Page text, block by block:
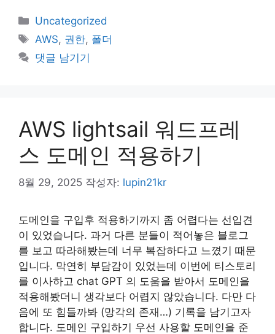
카
테
리
Uncategorized
태
그
AWS, 권한, 폴더
댓글 남기기
AWS lightsail 워드프레
스 도메인 적용하기
8월 29, 2025 작성자: lupin21kr
도메인을 구입후 적용하기까지 좀 어렵다는 선입견
이 있었습니다. 과거 다른 분들이 적어놓은 블로그
를 보고 따라해봤는데 너무 복잡하다고 느꼈기 때문
입니다. 막연히 부담감이 있었는데 이번에 티스토리
를 이사하고 chat GPT 의 도움을 받아서 도메인을
적용해봤더니 생각보다 어렵지 않았습니다. 다만 다
음에 또 힘들까봐 (망각의 존재…) 기록을 남기고자
합니다. 도메인 구입하기 우선 사용할 도메인을 준